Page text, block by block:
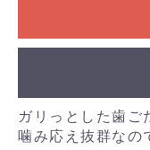
ガリっとした歯ご
噛み応え抜群なの